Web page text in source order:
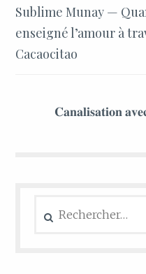
Sublime Munay —
enseigné l’amour à
Cacaocitao
𝐂𝐚𝐧𝐚𝐥𝐢𝐬𝐚𝐭𝐢𝐨𝐧